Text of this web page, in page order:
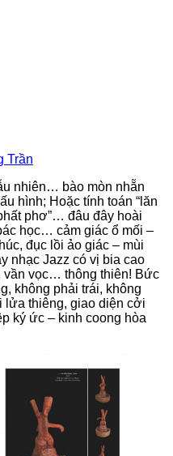
Trần
nhiên… bào mòn nhẵn
hình; Hoặc tính toán “lăn
phơ”… đâu đây hoài
học… cảm giác ổ mối –
đục lồi ảo giác – mùi
nhạc Jazz có vị bia cao
vọc… thông thiên! Bức
không phải trái, không
lửa thiêng, giao diện cởi
ký ức – kinh coong hòa